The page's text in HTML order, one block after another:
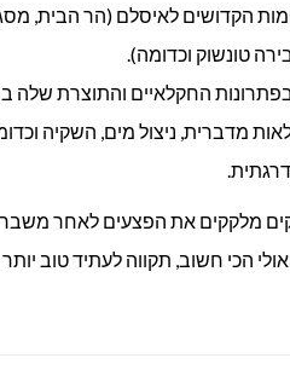
הקדושים לאיסלם (הר הבית,
טונשוק וכדומה).
החקלאיים והתוצרת שלה
מדברית, ניצול מים, השקיה
מלקקים את הפצעים לאחר משבר
הכי חשוב, תקווה לעתיד טוב